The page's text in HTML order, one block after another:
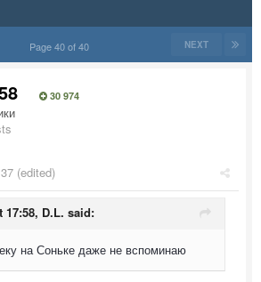
NEXT
Page 40 of 40
30 974
(edited)
17:58, D.L. said:
на Соньке даже не вспоминаю